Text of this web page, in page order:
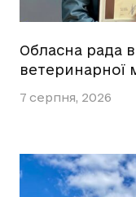
Обласна рада
ветеринарної
7 серпня, 2026